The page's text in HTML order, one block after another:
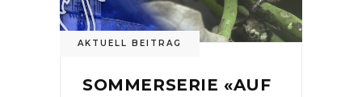
AKTUELL BEITRAG
SOMMERSERIE «AUF